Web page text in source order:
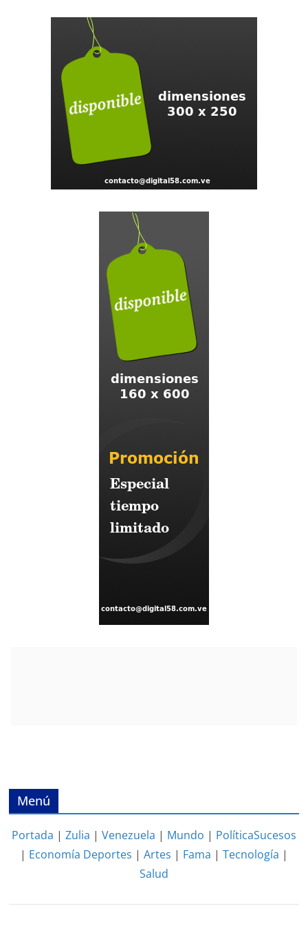
Menú
Portada | Zulia | Venezuela | Mundo | PolíticaSucesos
| Economía Deportes | Artes | Fama | Tecnología |
Salud